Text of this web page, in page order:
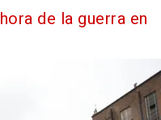
de la guerra en